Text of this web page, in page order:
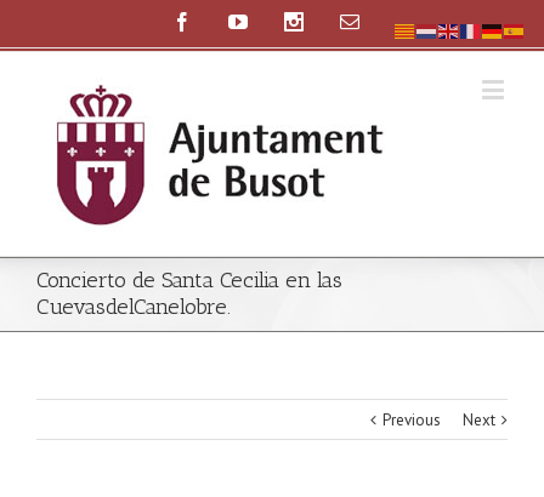
Concierto de Santa Cecilia en las
CuevasdelCanelobre.
Previous Next